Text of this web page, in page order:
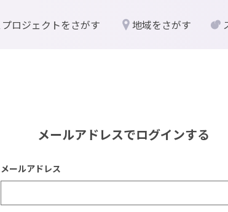
メールアドレスでログインする
メールアドレス
プロジェクトをさがす 地域をさがす